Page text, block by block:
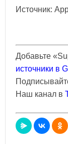
Источник:
Добавьте
источники в
Наш канал в